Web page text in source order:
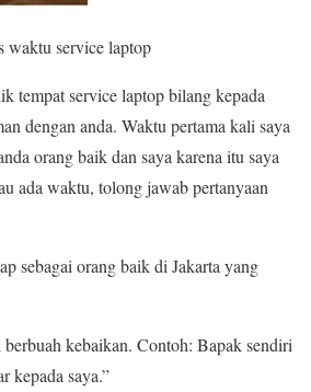
waktu service laptop
tempat service laptop bilang kepada
dengan anda. Waktu pertama kali saya
orang baik dan saya karena itu saya
ada waktu, tolong jawab pertanyaan
sebagai orang baik di Jakarta yang
kebaikan. Contoh: Bapak sendiri
kepada saya.”